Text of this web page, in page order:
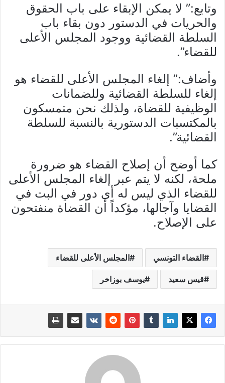
وتابع:” لا يمكن الإبقاء على باب الحقوق
والحريات في الدستور دون بقاء باب
السلطة القضائية ووجود المجلس الأعلى
للقضاء”.
وأضاف:” إلغاء المجلس الأعلى للقضاء هو
إلغاء للسلطة القضائية وللضمانات
الوظيفية للقضاة، ولذلك نحن متمسكون
بالمكتسبات الدستورية بالنسبة للسلطة
القضائية”.
كما أوضح أن إصلاح القضاء هو ضرورة
ملحة، لكنه لا يتم عبر إلغاء المجلس الأعلى
للقضاء الذي ليس له أي دور في البت في
القضايا وآجالها، مؤكداً أن القضاة منفتحون
على الإصلاح.
القضاء التونسي المجلس الأعلى للقضاء
قيس سعيد يوسف بوزاخر